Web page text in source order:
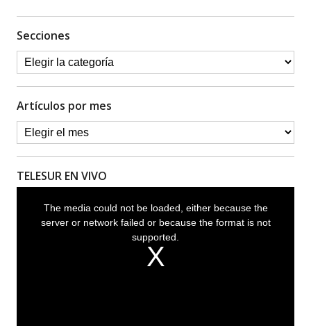
Secciones
Artículos por mes
TELESUR EN VIVO